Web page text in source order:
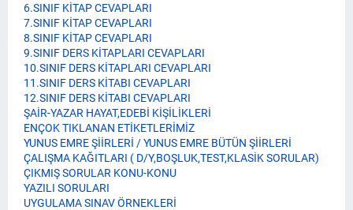
6.SINIF KİTAP CEVAPLARI
7.SINIF KİTAP CEVAPLARI
8.SINIF KİTAP CEVAPLARI
9.SINIF DERS KİTAPLARI CEVAPLARI
10.SINIF DERS KİTAPLARI CEVAPLARI
11.SINIF DERS KİTABI CEVAPLARI
12.SINIF DERS KİTABI CEVAPLARI
ŞAİR-YAZAR HAYAT,EDEBİ KİŞİLİKLERİ
ENÇOK TIKLANAN ETİKETLERİMİZ
YUNUS EMRE ŞİİRLERİ / YUNUS EMRE BÜTÜN ŞİİRLERİ
ÇALIŞMA KAĞITLARI ( D/Y,BOŞLUK,TEST,KLASİK SORULAR)
ÇIKMIŞ SORULAR KONU-KONU
YAZILI SORULARI
UYGULAMA SINAV ÖRNEKLERİ